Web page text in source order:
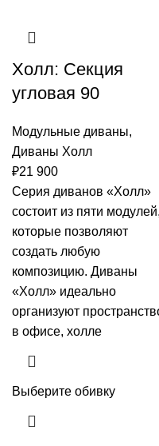
Холл: Секция
угловая 90
Модульные диваны,
Диваны Холл
₽21 900
Серия диванов «Холл»
состоит из пяти модулей,
которые позволяют
создать любую
композицию. Диваны
«Холл» идеально
организуют
в офисе, холле
Выберите обивку